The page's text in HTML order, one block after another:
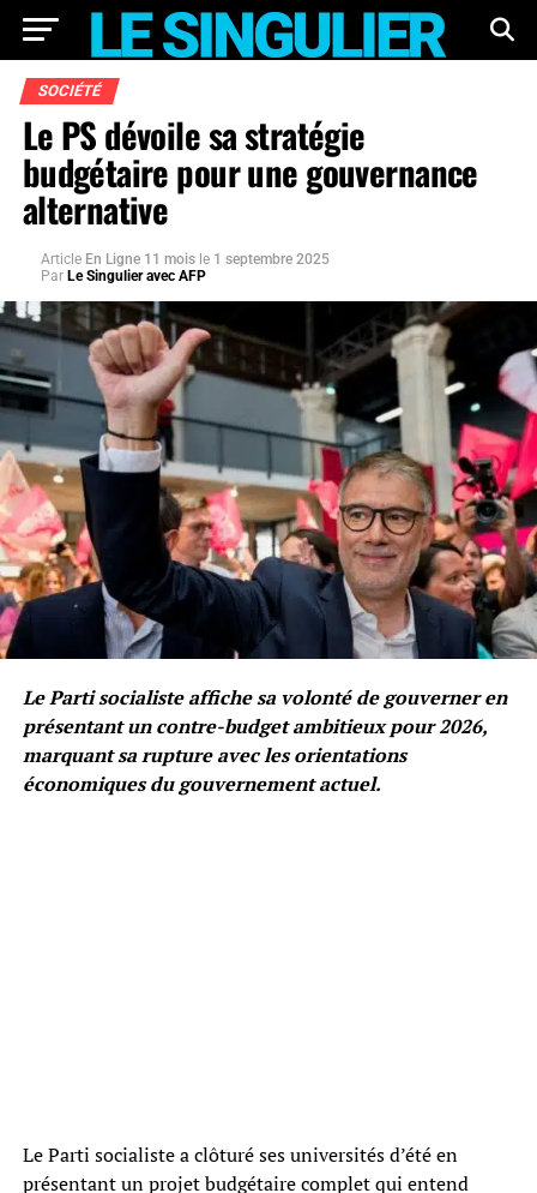
SOCIÉTÉ
Le PS dévoile sa stratégie
budgétaire pour une gouvernance
alternative
Article En Ligne 11 mois le 1 septembre 2025
Par Le Singulier avec AFP
Le Parti socialiste affiche sa volonté de gouverner en
présentant un contre-budget ambitieux pour 2026,
marquant sa rupture avec les orientations
économiques du gouvernement actuel.
Le Parti socialiste a clôturé ses universités d’été en
présentant un projet budgétaire complet qui entend